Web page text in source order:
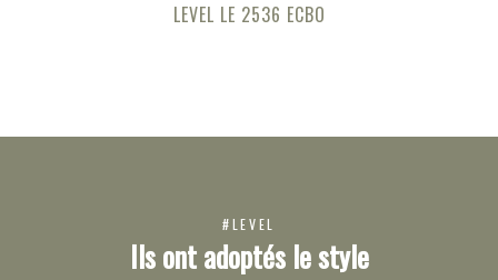
LEVEL LE 2536 ECBO
#LEVEL
Ils ont adoptés le style